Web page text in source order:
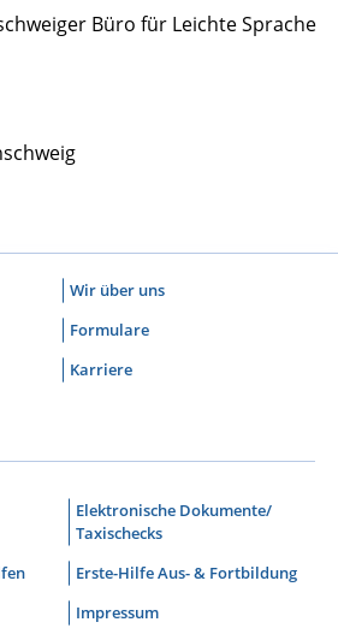
Büro für Leichte Sprache
Wir über uns
Formulare
Karriere
Elektronische Dokumente/
Taxischecks
Erste-Hilfe Aus- & Fortbildung
Impressum